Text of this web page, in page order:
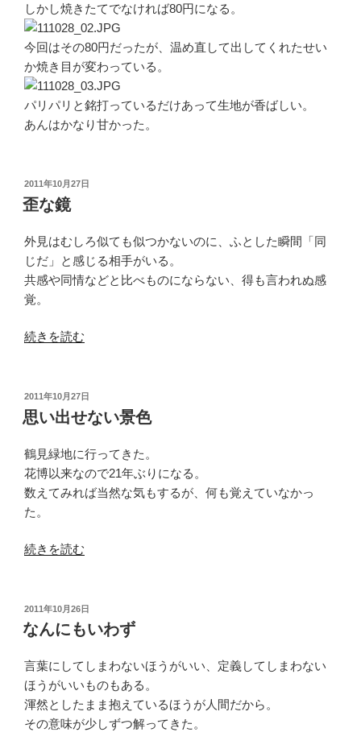
しかし焼きたてでなければ80円になる。
今回はその80円だったが、温め直して出してくれたせい
か焼き目が変わっている。
パリパリと銘打っているだけあって生地が香ばしい。
あんはかなり甘かった。
投
稿
日:
2011年10月27日
歪な鏡
外見はむしろ似ても似つかないのに、ふとした瞬間「同
じだ」と感じる相手がいる。
共感や同情などと比べものにならない、得も言われぬ感
覚。
“歪
の
続きを読む
投
稿
日:
2011年10月27日
思い出せない景色
鶴見緑地に行ってきた。
花博以来なので21年ぶりになる。
数えてみれば当然な気もするが、何も覚えていなかっ
た。
“思
せ
な
景
色”
の
続きを読む
投
稿
日:
2011年10月26日
なんにもいわず
言葉にしてしまわないほうがいい、定義してしまわない
ほうがいいものもある。
渾然としたまま抱えているほうが人間だから。
その意味が少しずつ解ってきた。